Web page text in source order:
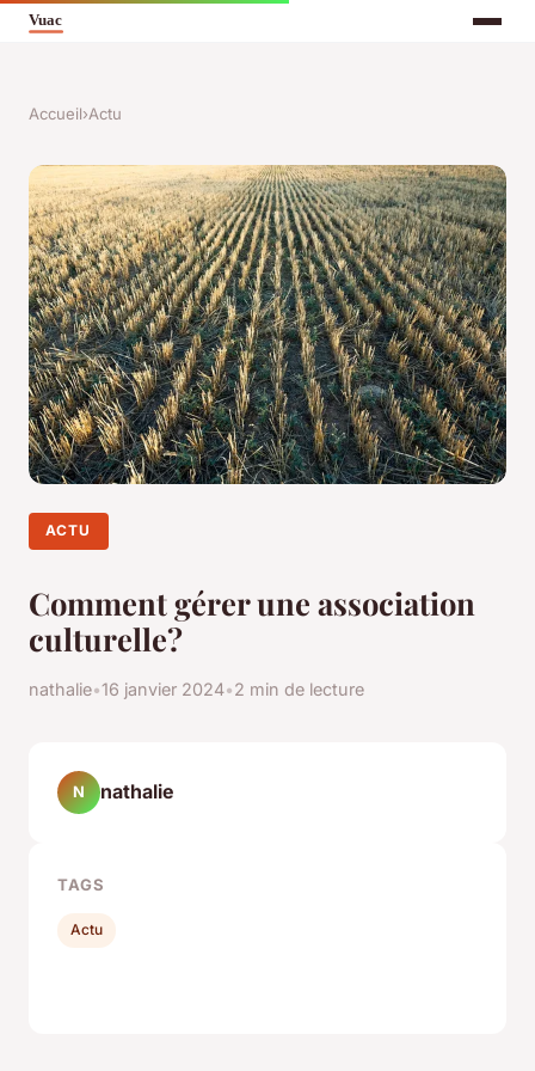
Accueil›Actu
ACTU
Comment gérer une association
culturelle?
nathalie•16 janvier 2024•2 min de lecture
N nathalie
TAGS
Actu